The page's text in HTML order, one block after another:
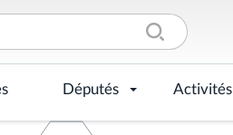
Députés Activités